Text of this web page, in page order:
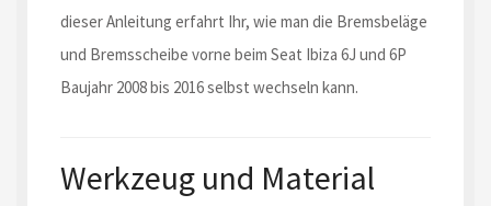
dieser Anleitung erfahrt Ihr, wie man die Bremsbeläge
und Bremsscheibe vorne beim Seat Ibiza 6J und 6P
Baujahr 2008 bis 2016 selbst wechseln kann.
Werkzeug und Material